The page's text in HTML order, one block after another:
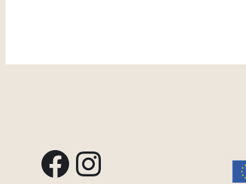
Facebook Instagram